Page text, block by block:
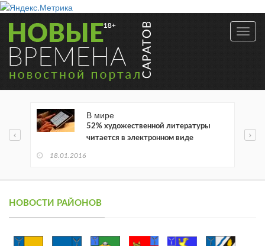
В мире
52% художественной литературы
читается в электронном виде
18.01.2016
НОВОСТИ РАЙОНОВ